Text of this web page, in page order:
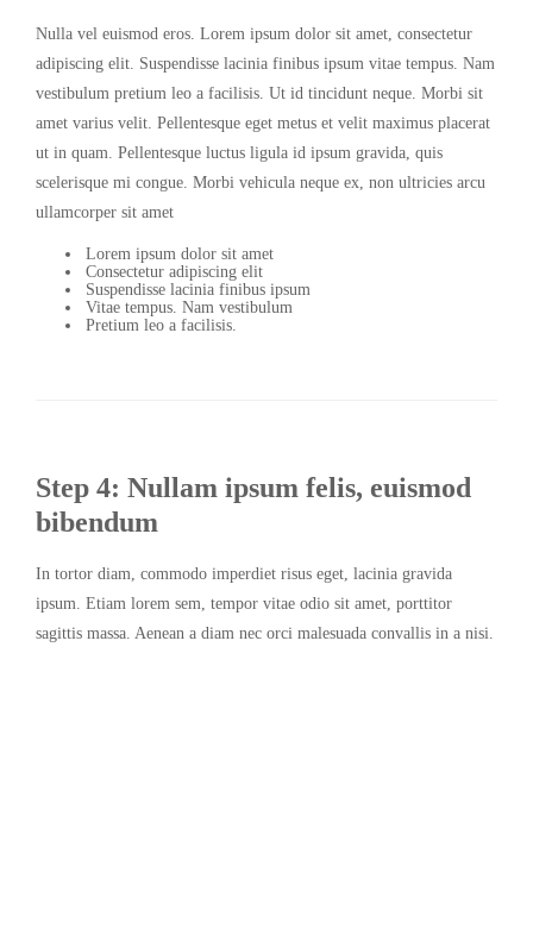
Nulla vel euismod eros. Lorem ipsum dolor sit amet, consectetur
adipiscing elit. Suspendisse lacinia finibus ipsum vitae tempus. Nam
vestibulum pretium leo a facilisis. Ut id tincidunt neque. Morbi sit
amet varius velit. Pellentesque eget metus et velit maximus placerat
ut in quam. Pellentesque luctus ligula id ipsum gravida, quis
scelerisque mi congue. Morbi vehicula neque ex, non ultricies arcu
ullamcorper sit amet
Lorem ipsum dolor sit amet
Consectetur adipiscing elit
Suspendisse lacinia finibus ipsum
Vitae tempus. Nam vestibulum
Pretium leo a facilisis.
Step 4: Nullam ipsum felis, euismod
bibendum
In tortor diam, commodo imperdiet risus eget, lacinia gravida
ipsum. Etiam lorem sem, tempor vitae odio sit amet, porttitor
sagittis massa. Aenean a diam nec orci malesuada convallis in a nisi.